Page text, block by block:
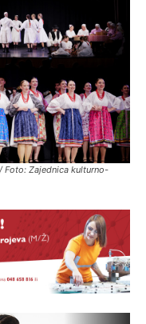
Foto: Zajednica kulturno-